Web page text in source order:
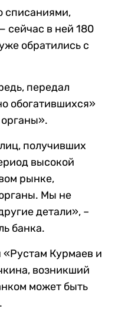
списаниями,
сейчас в ней 180
обратились с
передал
обогатившихся»
получивших
высокой
рынке,
Мы не
детали», –
банка.
Курмаев и
возникший
может быть